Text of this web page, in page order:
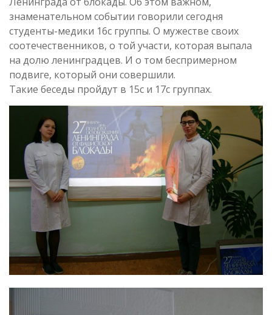
знаменательном событии говорили сегодня
студенты-медики 16с группы. О мужестве своих
соотечественников, о той участи, которая выпала
на долю ленинградцев. И о том беспримерном
подвиге, который они совершили.
Такие беседы пройдут в 15с и 17с группах.